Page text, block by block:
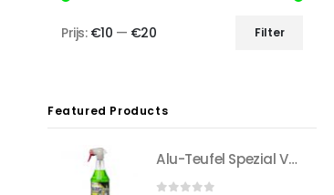
Min.
Max.
Filter
Prijs: €10 — €20
Featured Products
Alu-Teufel Spezial Velgenreiniger - Groen 1000ml